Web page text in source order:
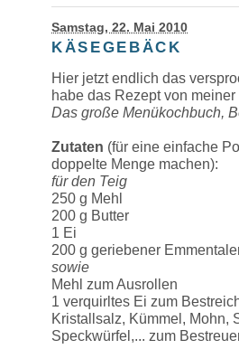
Samstag, 22. Mai 2010
KÄSEGEBÄCK
Hier jetzt endlich das
habe das Rezept von
Das große Menükochbuch,
Zutaten (für eine einfache
doppelte Menge machen):
für den Teig
250 g Mehl
200 g Butter
1 Ei
200 g geriebener
sowie
Mehl zum Ausrollen
1 verquirltes Ei zum
Kristallsalz, Kümmel, Mohn,
Speckwürfel,... zum